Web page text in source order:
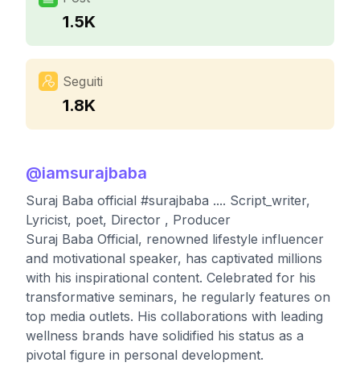
1.5K
Seguiti
1.8K
@iamsurajbaba
Suraj Baba official #surajbaba .... Script_writer,
Lyricist, poet, Director , Producer
Suraj Baba Official, renowned lifestyle influencer
and motivational speaker, has captivated millions
with his inspirational content. Celebrated for his
transformative seminars, he regularly features on
top media outlets. His collaborations with leading
wellness brands have solidified his status as a
pivotal figure in personal development.